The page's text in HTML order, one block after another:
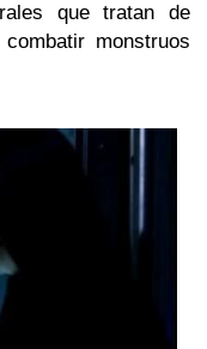
que tratan de
monstruos